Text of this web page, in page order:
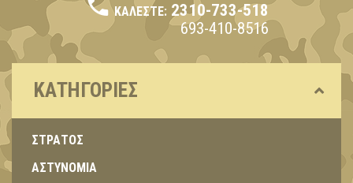
ΚΑΛΈΣΤΕ: 2310-733-518
693-410-8516
ΚΑΤΗΓΟΡΊΕΣ
ΣΤΡΑΤΟΣ
ΑΣΤΥΝΟΜΙΑ